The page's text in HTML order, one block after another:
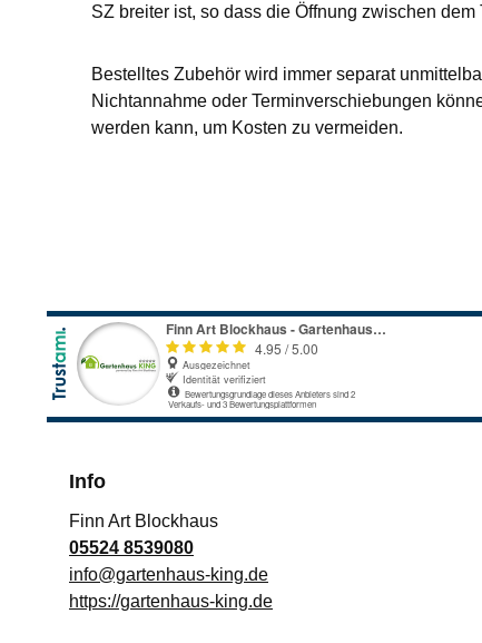
SZ breiter ist, so dass die Öffnung zwischen
Bestelltes Zubehör wird immer separat
Nichtannahme oder Terminverschiebungen
werden kann, um Kosten zu vermeiden.
Info
Finn Art Blockhaus
05524 8539080
info@gartenhaus-king.de
https://gartenhaus-king.de